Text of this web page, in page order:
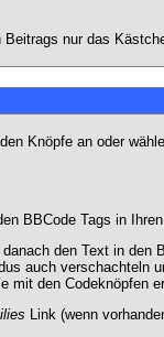
nur das
Knöpfe an oder
BBCode Tags in
den Text in den
auch verschachteln
mit den Codeknöpfen
Link (wenn